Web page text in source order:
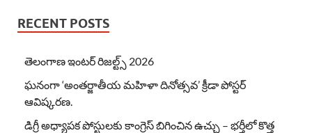
RECENT POSTS
తెలంగాణ ఇంటర్ రిజల్ట్స్ 2026
ఘనంగా ‘అంతర్జాతీయ మహిళా దినోత్సవ’ క్రీడా పోస్టర్
ఆవిష్కరణ.
డిగ్రీ అధ్యాపక పోస్టులకు కాంగ్రెస్ బిగించిన ఉచ్చు – భర్తీలో కొత్త